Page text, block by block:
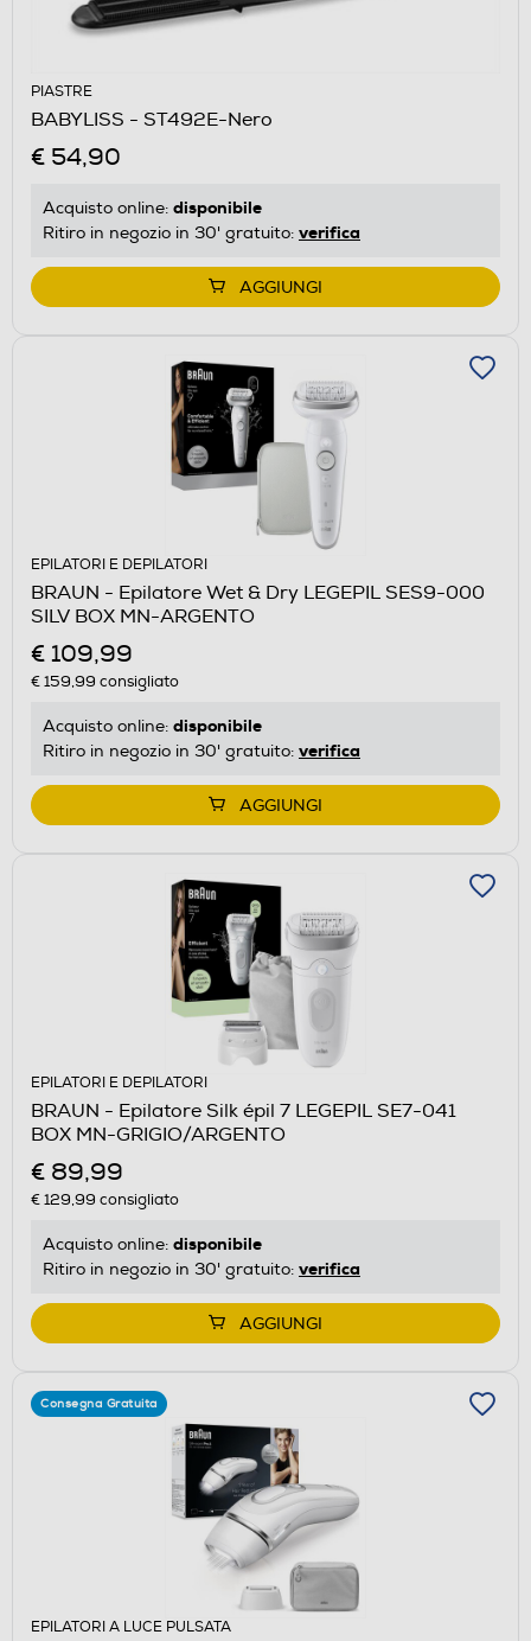
PIASTRE
BABYLISS - ST492E-Nero
€ 54,90
Acquisto online: disponibile
Ritiro in negozio in 30' gratuito: verifica
AGGIUNGI
EPILATORI E DEPILATORI
BRAUN - Epilatore Wet & Dry LEGEPIL SES9-000
SILV BOX MN-ARGENTO
€ 109,99
€ 159,99 consigliato
Acquisto online: disponibile
Ritiro in negozio in 30' gratuito: verifica
AGGIUNGI
EPILATORI E DEPILATORI
BRAUN - Epilatore Silk épil 7 LEGEPIL SE7-041
BOX MN-GRIGIO/ARGENTO
€ 89,99
€ 129,99 consigliato
Acquisto online: disponibile
Ritiro in negozio in 30' gratuito: verifica
AGGIUNGI
Consegna Gratuita
EPILATORI A LUCE PULSATA